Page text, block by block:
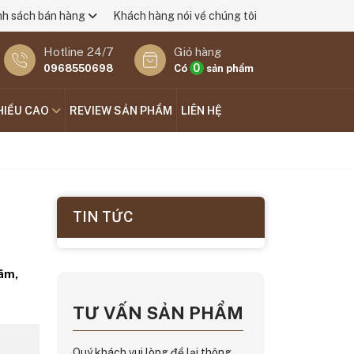
sách bán hàng Khách hàng nói về chúng tôi
Giỏ hàng
Có 0 sản phẩm
Hotline 24/7
0968550698
CAO REVIEW SẢN PHẨM LIÊN HỆ
TIN TỨC
TƯ VẤN SẢN PHẨM